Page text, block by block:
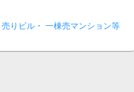
売りビル・ 一棟売マンション等